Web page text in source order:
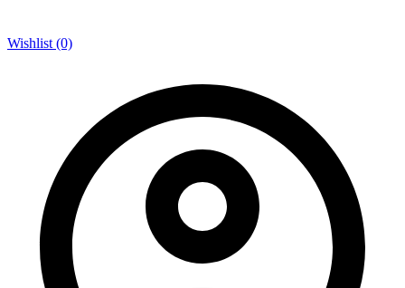
Wishlist (0)